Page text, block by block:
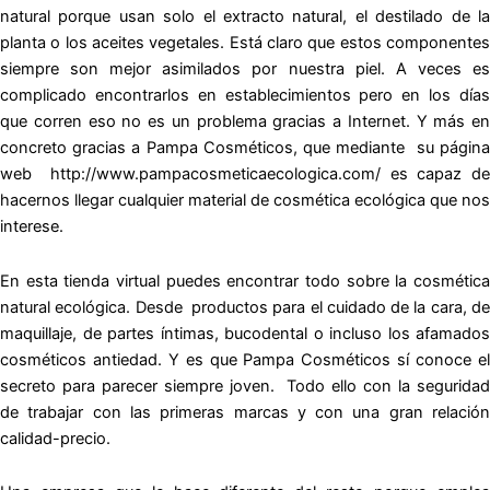
natural porque usan solo el extracto natural, el destilado de la
planta o los aceites vegetales. Está claro que estos componentes
siempre son mejor asimilados por nuestra piel. A veces es
complicado encontrarlos en establecimientos pero en los días
que corren eso no es un problema gracias a Internet. Y más en
concreto gracias a Pampa Cosméticos, que mediante su página
web http://www.pampacosmeticaecologica.com/ es capaz de
hacernos llegar cualquier material de cosmética ecológica que nos
interese.
En esta tienda virtual puedes encontrar todo sobre la cosmética
natural ecológica. Desde productos para el cuidado de la cara, de
maquillaje, de partes íntimas, bucodental o incluso los afamados
cosméticos antiedad. Y es que Pampa Cosméticos sí conoce el
secreto para parecer siempre joven. Todo ello con la seguridad
de trabajar con las primeras marcas y con una gran relación
calidad-precio.